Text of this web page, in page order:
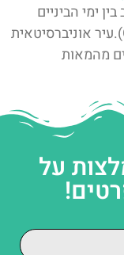
ימי הביניים
לחיים מודרניים תוססים – זו גנט (Ghent).עיר אוניברסיטאית
מהמאות
על